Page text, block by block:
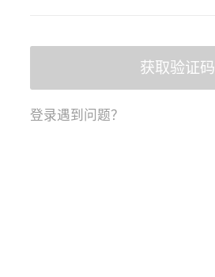
获取验证码
登录遇到问题？